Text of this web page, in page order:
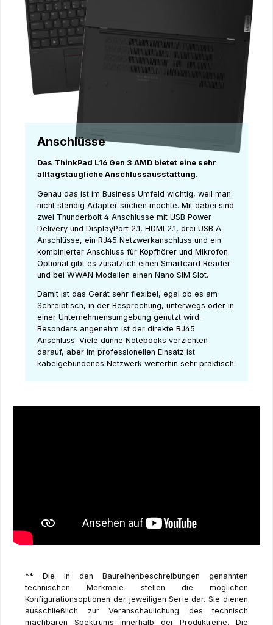
Anschlüsse
Das ThinkPad L16 Gen 3 AMD bietet eine sehr
alltagstaugliche Anschlussausstattung.
Genau das ist im Business Umfeld wichtig, weil man
nicht ständig Adapter suchen möchte. Mit dabei sind
zwei Thunderbolt 4 Anschlüsse mit USB Power
Delivery und DisplayPort 2.1, HDMI 2.1, drei USB A
Anschlüsse, ein RJ45 Netzwerkanschluss und ein
kombinierter Anschluss für Kopfhörer und Mikrofon.
Optional gibt es zusätzlich einen Smartcard Reader
und bei WWAN Modellen einen Nano SIM Slot.
Damit ist das Gerät sehr flexibel, egal ob es am
Schreibtisch, in der Besprechung, unterwegs oder in
einer Unternehmensumgebung genutzt wird.
Besonders angenehm ist der direkte RJ45
Anschluss. Viele dünne Notebooks verzichten
darauf, aber im professionellen Einsatz ist
kabelgebundenes Netzwerk weiterhin sehr praktisch.
** Die in den Baureihenbeschreibungen genannten
technischen Merkmale stellen die möglichen
Konfigurationsoptionen der jeweiligen Serie dar. Sie dienen
ausschließlich zur Veranschaulichung des technisch
machbaren Spektrums innerhalb der Produktreihe. Die